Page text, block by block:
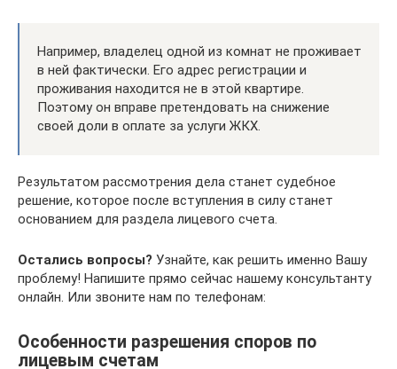
Например, владелец одной из комнат не проживает
в ней фактически. Его адрес регистрации и
проживания находится не в этой квартире.
Поэтому он вправе претендовать на снижение
своей доли в оплате за услуги ЖКХ.
Результатом рассмотрения дела станет судебное
решение, которое после вступления в силу станет
основанием для раздела лицевого счета.
Остались вопросы? Узнайте, как решить именно Вашу
проблему! Напишите прямо сейчас нашему консультанту
онлайн. Или звоните нам по телефонам:
Особенности разрешения споров по
лицевым счетам